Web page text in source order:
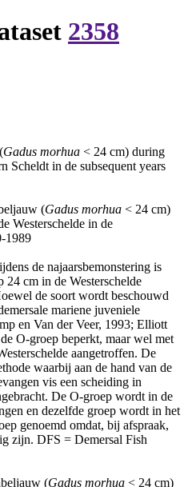
2358
Gadus morhua < 24 cm) during
Scheldt in de subsequent years
(Gadus morhua < 24 cm)
Westerschelde in de
1989
de najaarsbemonstering is
24 cm in de Westerschelde
de soort wordt beschouwd
mariene juveniele
en Van der Veer, 1993; Elliott
O-groep beperkt, maar wel met
aangetroffen. De
waarbij aan de hand van de
vis een scheiding in
De O-groep wordt in de
en dezelfde groep wordt in het
genoemd omdat, bij afspraak,
zijn. DFS = Demersal Fish
(Gadus morhua < 24 cm)